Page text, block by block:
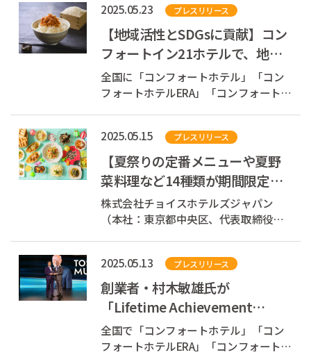
詳しくはこちら それを記念して、コン
フォートホテルの公式Xをフォロー&リ
ポストすると抽選で3名様...
2025.05.23 プレスリリース
【地域活性とSDGsに貢献】コン
フォートイン21ホテルで、地元
の食材を味わえる「地産地消」
新メニューが登場
全国に「コンフォートホテル」「コン
フォートホテルERA」「コンフォートイ
する株式会社チョイスホテルズジャパ
ン（本社：東京都中央区、代表取締役
社長：伊藤孝彦、以下チョイスホテル
ズジャパン...
2025.05.15 プレスリリース
【夏祭りの定番メニューや夏野
菜料理など14種類が期間限定で
朝食に登場】コンフォートスイ
ーツ東京ベイ...
株式会社チョイスホテルズジャパン
（本社：東京都中央区、代表取締役社
スイーツ東京ベイ」（東京都浦安市）
は、2025年6月1日（日）から8月31日
（日）までの期間、朝食にて、たこ焼
きややきそば...
2025.05.13 プレスリリース
創業者・村木敏雄氏が
「Lifetime Achievement
Award（生涯功労賞）」を受賞
～国際的な功績を讃え、米国...
全国で「コンフォートホテル」「コン
フォートホテルERA」「コンフォートイ